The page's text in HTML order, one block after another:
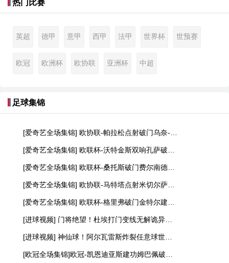
热门比赛
英超 德甲 意甲 西甲 法甲 世界杯 世预赛
欧冠 欧洲杯 欧协联 亚洲杯 中超
足球集锦
[爱奇艺全场集锦] 欧协联-帕拉松点射破门乌奈-洛佩斯建功 巴列卡诺3-0雅典AEK
[爱奇艺全场集锦] 欧联杯-沃特金斯双响孔萨破门 维拉3-1客胜博洛尼亚
[爱奇艺全场集锦] 欧联杯-桑托斯破门费尔南德斯离谱乌龙 波尔图1-1森林
[爱奇艺全场集锦] 欧协联-马特塔点射米切尔萨尔建功 水晶宫3-0佛罗伦萨
[爱奇艺全场集锦] 欧联杯-格里弗破门金特尔建功 弗赖堡3-0塞尔塔
[进球视频] 门将绝望！杜埃打门变线无解诡异弧线破门！巴黎1-0领先利物浦！
[进球视频] 神仙球！阿尔瓦雷斯炸裂任意球世界波直入死角！马竞1-0领先巴萨
[欧冠全场集锦]欧冠-凯恩迪亚斯建功姆巴佩破门难救主 皇马1-2拜仁